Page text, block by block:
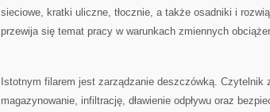
sieciowe, kratki uliczne, tłocznie, a także osadniki i
przewija się temat pracy w warunkach zmiennych
Istotnym filarem jest zarządzanie deszczówką. Czytelnik
magazynowanie, infiltrację, dławienie odpływu oraz